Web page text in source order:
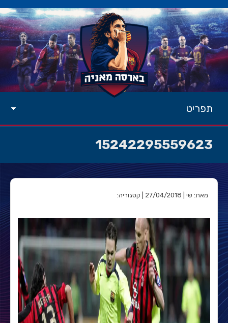
תפריט
15242295559623
מאת: שי | 27/04/2018 | קטגוריה: